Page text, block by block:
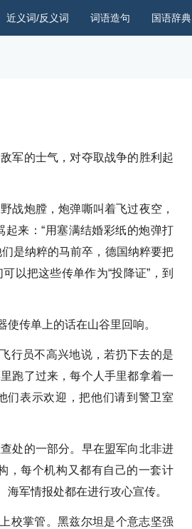
国语辞典
词语造句
近义词/反义词
军的士气，对夺取战争的胜利起
战炮膛，炮弹嘶叫着飞过夜空，
来：“用塞满结婚彩纸的炮弹打
是纳粹的马前卒，德国纳粹要把
以把这些传单作为“投降证”，到
传单上的话在山谷里回响。
行员不高兴地说，若扔下去的是
跑了过来，每个人手里都拿着一
们表示欢迎，把他们请到警卫室
处的一部分。早在盟军向北非进
，每个机构又都有自己的一套计
军情报处都在进行攻心宣传。
校掌管。黑兹尔坦是个意志坚强